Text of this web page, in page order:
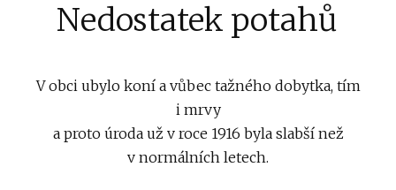
Nedostatek potahů
V obci ubylo koní a vůbec tažného dobytka, tím
i mrvy
a proto úroda už v roce 1916 byla slabší než
v normálních letech.